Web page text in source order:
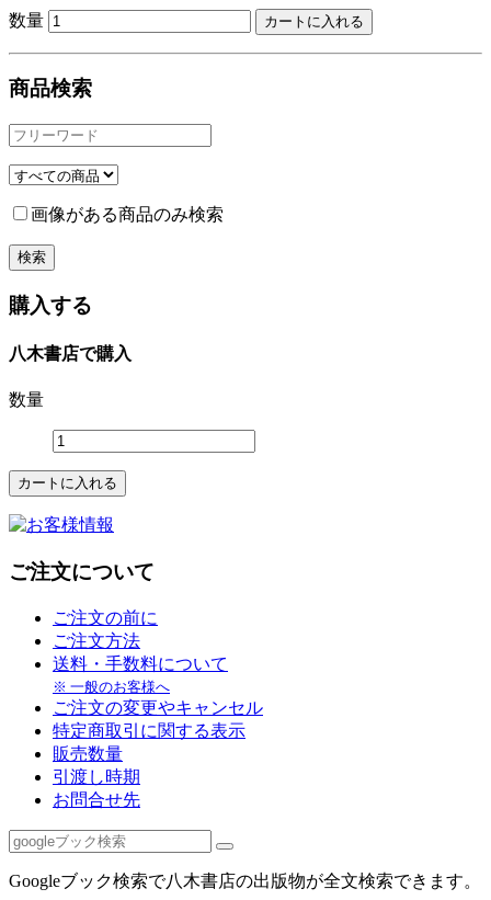
数量
商品検索
画像がある商品のみ検索
購入する
八木書店で購入
数量
ご注文について
ご注文の前に
ご注文方法
送料・手数料について
※ 一般のお客様へ
ご注文の変更やキャンセル
特定商取引に関する表示
販売数量
引渡し時期
お問合せ先
Googleブック検索で八木書店の出版物が全文検索できます。